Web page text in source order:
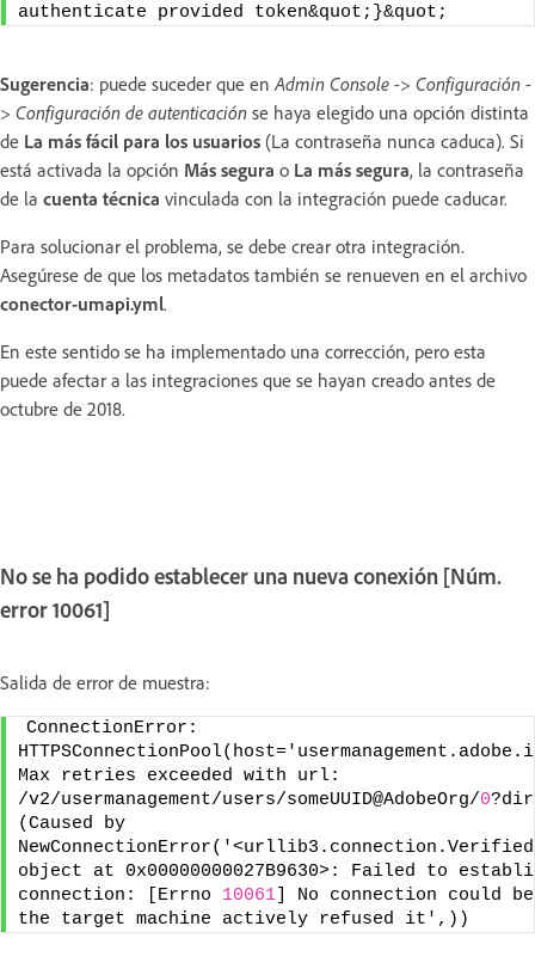
authenticate provided token&quot;}&quot;
Sugerencia: puede suceder que en Admin Console -> Configuración -
> Configuración de autenticación se haya elegido una opción distinta
de La más fácil para los usuarios (La contraseña nunca caduca). Si
está activada la opción Más segura o La más segura, la contraseña
de la cuenta técnica vinculada con la integración puede caducar.
Para solucionar el problema, se debe crear otra integración.
Asegúrese de que los metadatos también se renueven en el archivo
conector-umapi.yml.
En este sentido se ha implementado una corrección, pero esta
puede afectar a las integraciones que se hayan creado antes de
octubre de 2018.
No se ha podido establecer una nueva conexión [Núm.
error 10061]
Salida de error de muestra:
ConnectionError:
Max retries exceeded with url:
/v2/usermanagement/users/someUUID@AdobeOrg/0
(Caused by
object at 0x00000000027B9630>: Failed to
connection: [Errno 10061 ] No connection could be
the target machine actively refused it',))